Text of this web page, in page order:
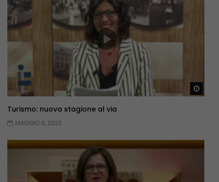
Turismo: nuova stagione al via
MAGGIO 8, 2023